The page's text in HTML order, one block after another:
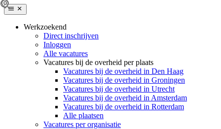
Werkzoekend
Direct inschrijven
Inloggen
Alle vacatures
Vacatures bij de overheid per plaats
Vacatures bij de overheid in Den Haag
Vacatures bij de overheid in Groningen
Vacatures bij de overheid in Utrecht
Vacatures bij de overheid in Amsterdam
Vacatures bij de overheid in Rotterdam
Alle plaatsen
Vacatures per organisatie